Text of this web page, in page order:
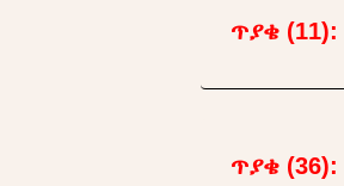
ጥያቄ (11):
ጥያቄ (36):